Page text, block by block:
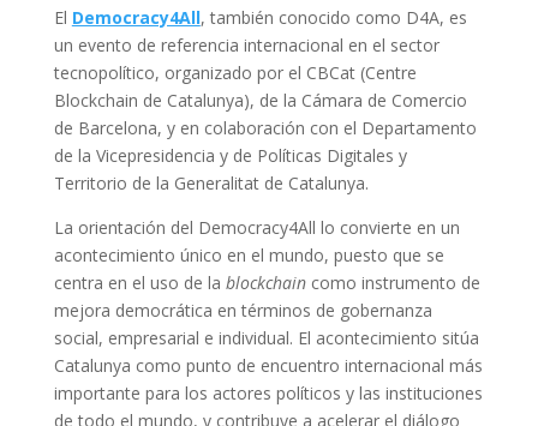
El Democracy4All, también conocido como D4A, es
un evento de referencia internacional en el sector
tecnopolítico, organizado por el CBCat (Centre
Blockchain de Catalunya), de la Cámara de Comercio
de Barcelona, y en colaboración con el Departamento
de la Vicepresidencia y de Políticas Digitales y
Territorio de la Generalitat de Catalunya.
La orientación del Democracy4All lo convierte en un
acontecimiento único en el mundo, puesto que se
centra en el uso de la blockchaincomo instrumento de
mejora democrática en términos de gobernanza
social, empresarial e individual. El acontecimiento sitúa
Catalunya como punto de encuentro internacional más
importante para los actores políticos y las instituciones
de todo el mundo, y contribuye a acelerar el diálogo